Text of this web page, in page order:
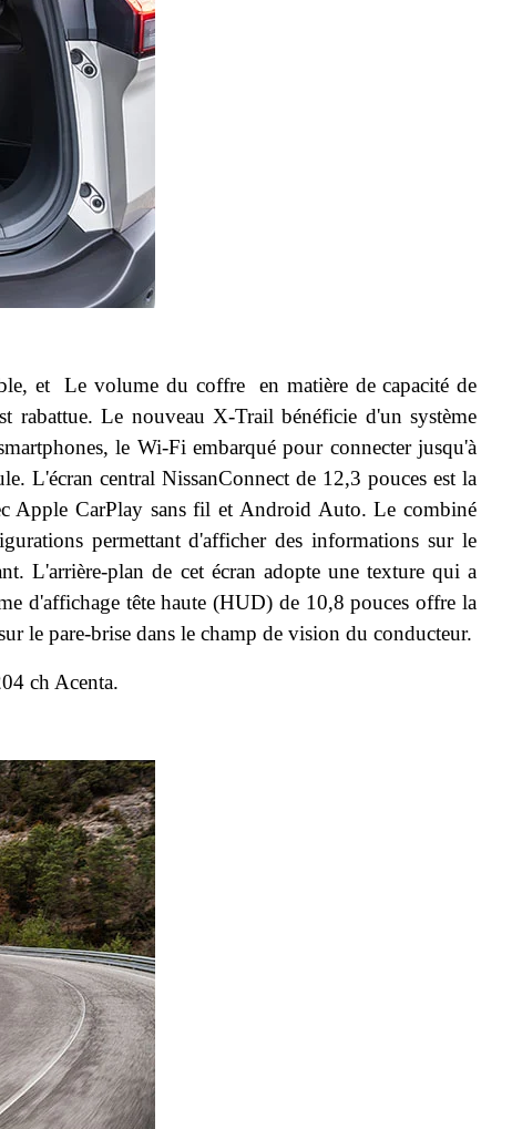
et Le volume du coffre en matière de capacité de
rabattue. Le nouveau X-Trail bénéficie d'un système
le Wi-Fi embarqué pour connecter jusqu'à
L'écran central NissanConnect de 12,3 pouces est la
Apple CarPlay sans fil et Android Auto. Le combiné
permettant d'afficher des informations sur le
L'arrière-plan de cet écran adopte une texture qui a
d'affichage tête haute (HUD) de 10,8 pouces offre la
le pare-brise dans le champ de vision du conducteur.
ch Acenta.